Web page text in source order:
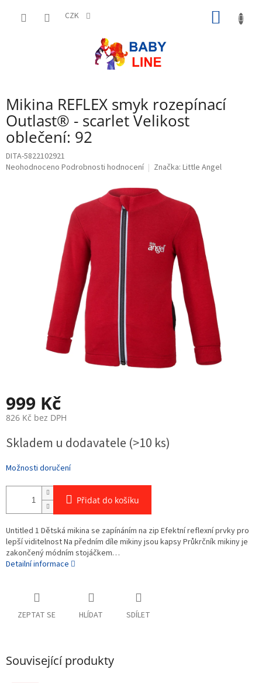
CZK
Mikina REFLEX smyk rozepínací
Outlast® - scarlet Velikost
oblečení: 92
DITA-5822102921
Průměrné
Neohodnoceno Podrobnosti hodnocení Značka: Little Angel
999 Kč
826 Kč bez DPH
cena:
Skladem u dodavatele (>10 ks)
Možnosti doručení
Přidat do košíku
Untitled 1 Dětská mikina se zapínáním na zip Efektní reflexní prvky pro
lepší viditelnost Na předním díle mikiny jsou kapsy Průkrčník mikiny je
zakončený módním stojáčkem…
Detailní informace
ZEPTAT SE HLÍDAT SDÍLET
Související produkty